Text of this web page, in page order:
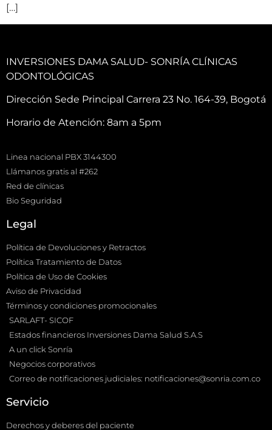
[…]
INVERSIONES DAMA SALUD- SONRÍA CLÍNICAS
ODONTOLÓGICAS
Dirección Sede Principal Carrera 23 No. 164-39, Bogotá
Horario de Atención: 8am a 5pm
Linea nacional PBX 3144300
Llámanos gratis al #262
Red de clínicas
Bio Seguridad
Legal
Política de Devoluciones y Retractos
Política Tratamiento de Datos
Política de Uso de Cookies
Aviso de Privacidad
Términos y condiciones promocionales
SARLAFT- SICOF
Estados financieros Inversiones Dama Salud S.A.S
A un click Sonría
Negocios corporativos
Correo de notificaciones judiciales: notificaciones@sonria.com.co
Servicio
Derechos y deberes del paciente